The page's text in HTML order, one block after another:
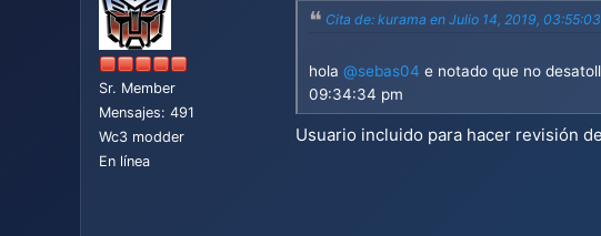
Sr. Member
Mensajes: 491
Wc3 modder
En línea
Cita de: kurama en Julio 14, 2019,
hola @sebas04 e notado que no
09:34:34 pm
Usuario incluido para hacer revisión